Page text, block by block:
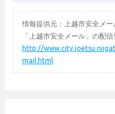
情報提供元：上越市安全メー
「上越市安全メール」の配
http://
mail.html